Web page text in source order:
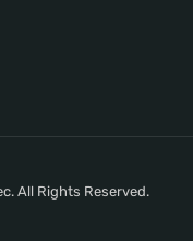
All Rights Reserved.